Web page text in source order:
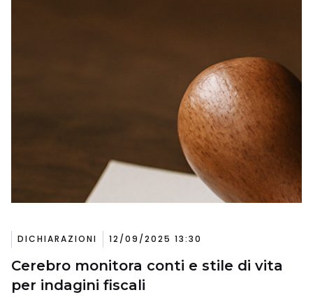
DICHIARAZIONI 12/09/2025 13:30
Cerebro monitora conti e stile di vita
per indagini fiscali